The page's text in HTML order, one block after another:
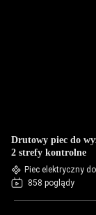
Drutowy piec do
2 strefy kontrolne
Piec elektryczny
858 poglądy